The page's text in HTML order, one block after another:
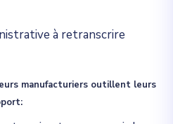
à retranscrire
manufacturiers outillent leurs